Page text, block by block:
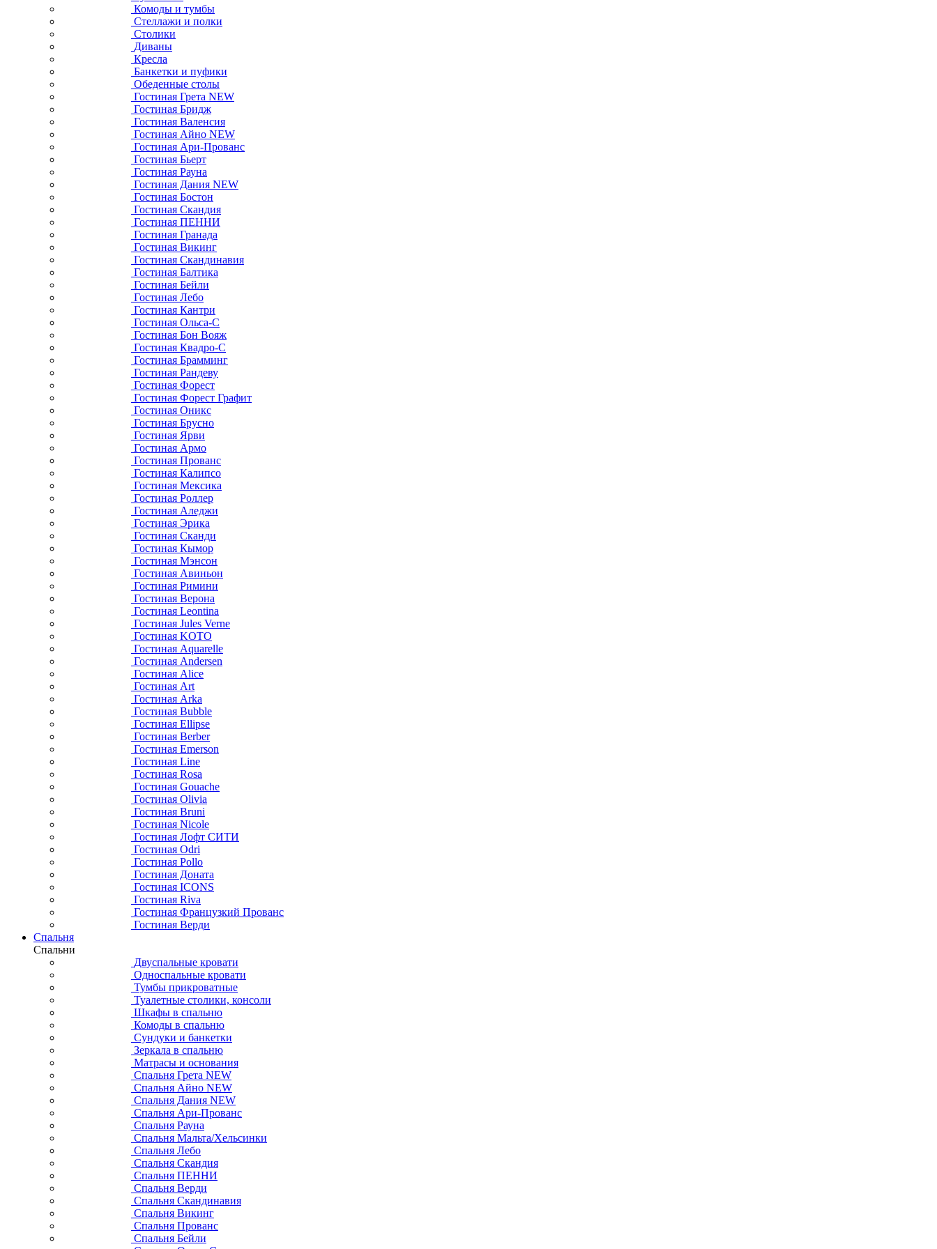
Комоды и тумбы
Стеллажи и полки
Столики
Диваны
Кресла
Банкетки и пуфики
Обеденные столы
Гостиная Грета NEW
Гостиная Бридж
Гостиная Валенсия
Гостиная Айно NEW
Гостиная Ари-Прованс
Гостиная Бьерт
Гостиная Рауна
Гостиная Дания NEW
Гостиная Бостон
Гостиная Скандия
Гостиная ПЕННИ
Гостиная Гранада
Гостиная Викинг
Гостиная Скандинавия
Гостиная Балтика
Гостиная Бейли
Гостиная Лебо
Гостиная Кантри
Гостиная Ольса-С
Гостиная Бон Вояж
Гостиная Квадро-С
Гостиная Брамминг
Гостиная Рандеву
Гостиная Форест
Гостиная Форест Графит
Гостиная Оникс
Гостиная Брусно
Гостиная Ярви
Гостиная Армо
Гостиная Прованс
Гостиная Калипсо
Гостиная Мексика
Гостиная Роллер
Гостиная Аледжи
Гостиная Эрика
Гостиная Сканди
Гостиная Кымор
Гостиная Мэнсон
Гостиная Авиньон
Гостиная Римини
Гостиная Верона
Гостиная Leontina
Гостиная Jules Verne
Гостиная KOTO
Гостиная Aquarelle
Гостиная Andersen
Гостиная Alice
Гостиная Art
Гостиная Arka
Гостиная Bubble
Гостиная Ellipse
Гостиная Berber
Гостиная Emerson
Гостиная Line
Гостиная Rosa
Гостиная Gouache
Гостиная Olivia
Гостиная Bruni
Гостиная Nicole
Гостиная Лофт СИТИ
Гостиная Odri
Гостиная Pollo
Гостиная Доната
Гостиная ICONS
Гостиная Riva
Гостиная Французкий Прованс
Гостиная Верди
Спальня
Спальни
Двуспальные кровати
Односпальные кровати
Тумбы прикроватные
Туалетные столики, консоли
Шкафы в спальню
Комоды в спальню
Сундуки и банкетки
Зеркала в спальню
Матрасы и основания
Спальня Грета NEW
Спальня Айно NEW
Спальня Дания NEW
Спальня Ари-Прованс
Спальня Рауна
Спальня Мальта/Хельсинки
Спальня Лебо
Спальня Скандия
Спальня ПЕННИ
Спальня Верди
Спальня Скандинавия
Спальня Викинг
Спальня Прованс
Спальня Бейли